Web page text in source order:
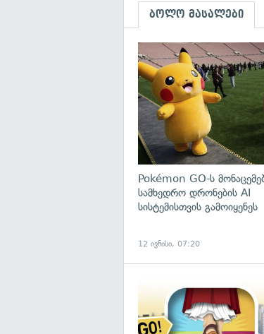
ბოლო მასალები
Pokémon GO-ს
სამხედრო დრონების AI
სისტემისთვის გამოიყენეს
12 ივნისი, 07:20